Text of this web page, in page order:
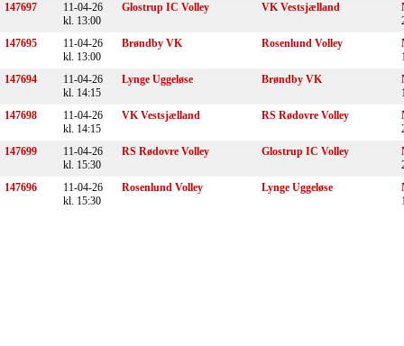
147697
11-04-26
kl. 13:00
Glostrup IC Volley VK Vestsjælland
147695
11-04-26
kl. 13:00
Brøndby VK Rosenlund Volley
147694
11-04-26
kl. 14:15
Lynge Uggeløse Brøndby VK
147698
11-04-26
kl. 14:15
VK Vestsjælland RS Rødovre Volley
147699
11-04-26
kl. 15:30
RS Rødovre Volley Glostrup IC Volley
147696
11-04-26
kl. 15:30
Rosenlund Volley Lynge Uggeløse